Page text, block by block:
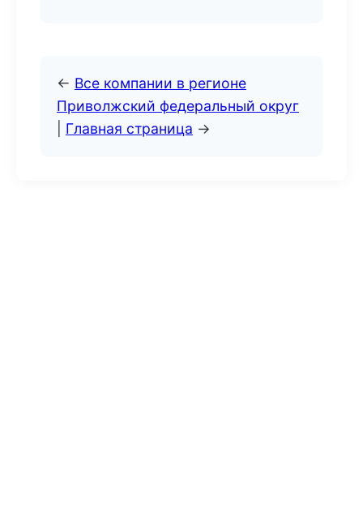
← Все компании в регионе
Приволжский федеральный округ
Главная страница →